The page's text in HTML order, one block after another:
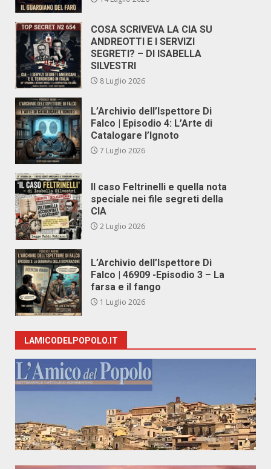
COSA SCRIVEVA LA CIA SU
ANDREOTTI E I SERVIZI
SEGRETI? – DI ISABELLA
SILVESTRI
8 Luglio 2026
L’Archivio dell’Ispettore Di
Falco | Episodio 4: L’Arte di
Catalogare l’Ignoto
7 Luglio 2026
Il caso Feltrinelli e quella nota
speciale nei file segreti della
CIA
2 Luglio 2026
L’Archivio dell’Ispettore Di
Falco | 46909 -Episodio 3 – La
farsa e il fango
1 Luglio 2026
LAMICODELPOPOLO.IT